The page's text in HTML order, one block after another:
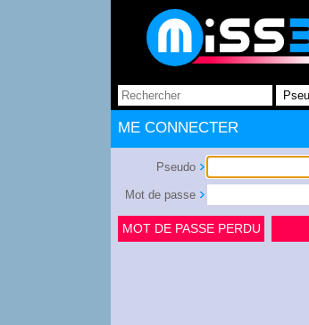
ME CONNECTER
Pseudo
Mot de passe
MOT DE PASSE PERDU